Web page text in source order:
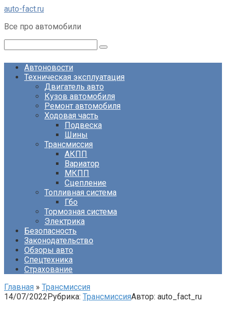
Перейти
контенту
auto-fact.ru
Все про автомобили
Автоновости
Техническая эксплуатация
Двигатель авто
Кузов автомобиля
Ремонт автомобиля
Ходовая часть
Подвеска
Шины
Трансмиссия
АКПП
Вариатор
МКПП
Сцепление
Топливная система
Гбо
Тормозная система
Электрика
Безопасность
Законодательство
Обзоры авто
Спецтехника
Страхование
Главная » Трансмиссия
14/07/2022Рубрика: ТрансмиссияАвтор: auto_fact_ru